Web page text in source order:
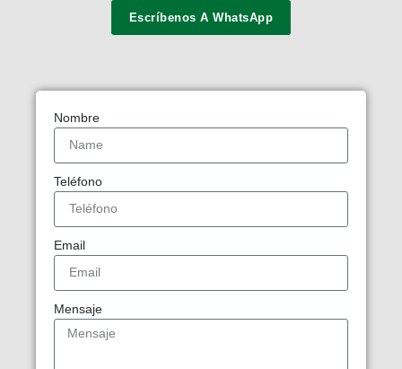
Escríbenos A WhatsApp
Nombre
Teléfono
Email
Mensaje